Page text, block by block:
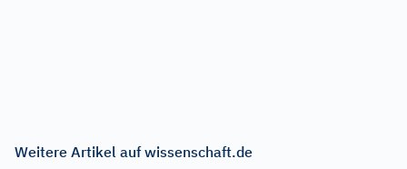
Weitere Artikel auf wissenschaft.de